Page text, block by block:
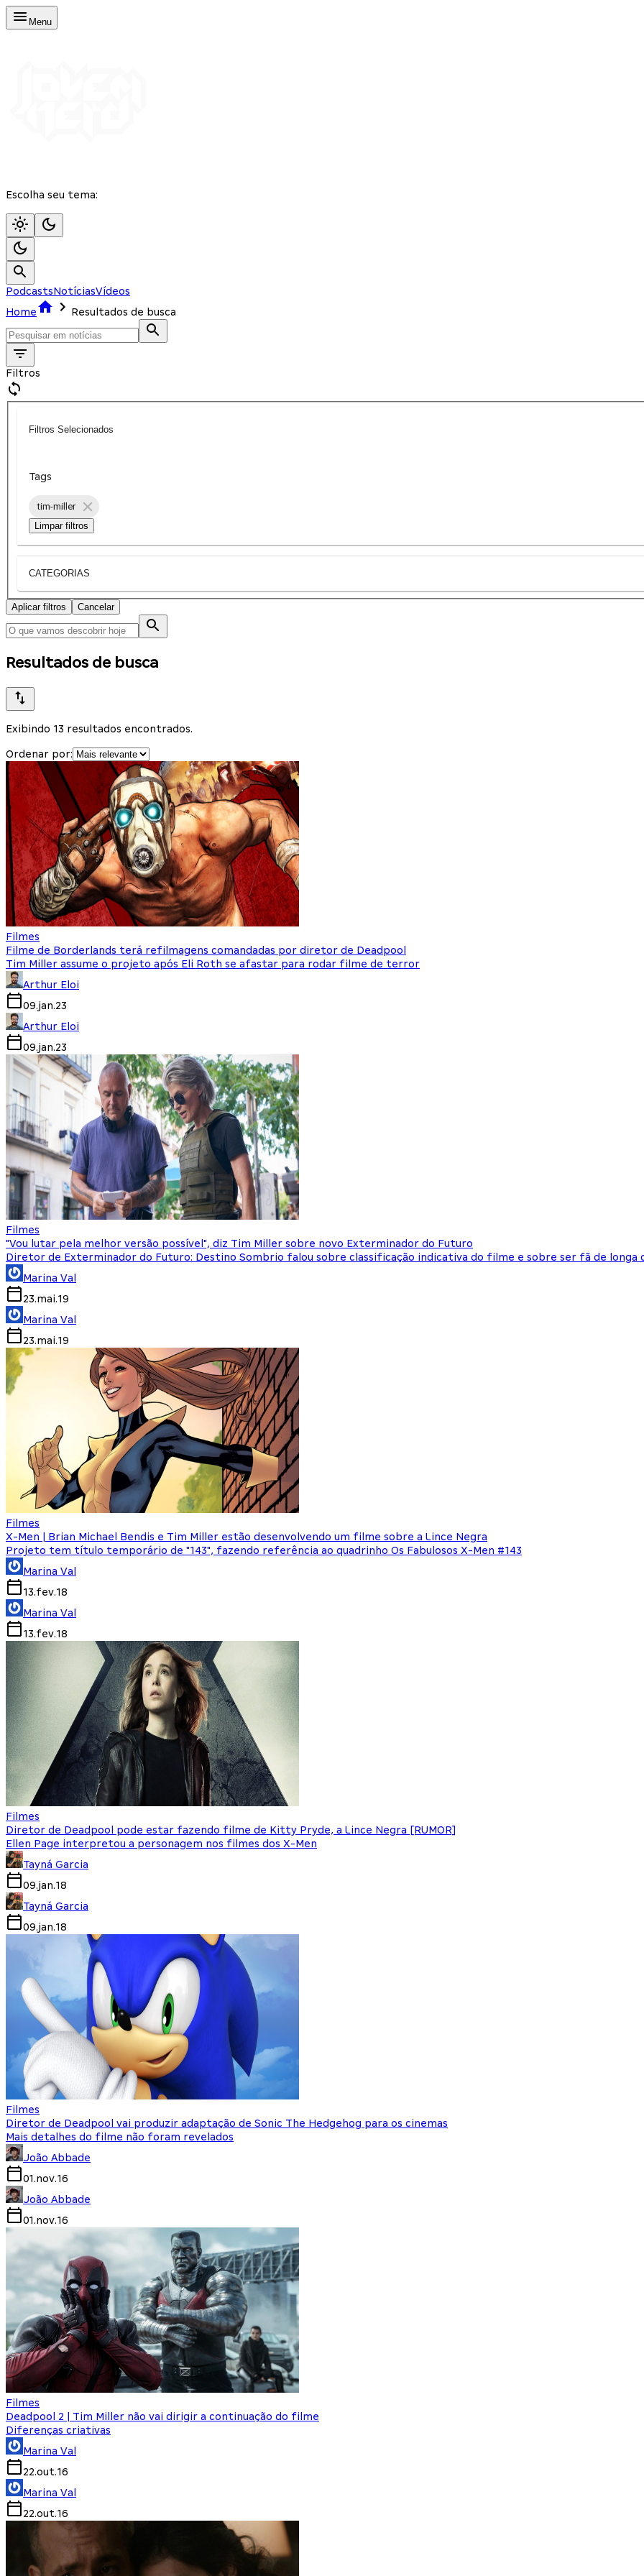
Menu
Escolha seu tema:
PodcastsNotíciasVídeos
Home
Resultados de busca
Filtros
Filtros Selecionados
Tags
tim-miller
Limpar filtros
CATEGORIAS
Aplicar filtros Cancelar
Resultados de busca
Exibindo 13 resultados encontrados.
Ordenar por:
Filmes
Filme de Borderlands terá refilmagens comandadas por diretor de Deadpool
Tim Miller assume o projeto após Eli Roth se afastar para rodar filme de terror
Arthur Eloi
09.jan.23
Arthur Eloi
09.jan.23
Filmes
"Vou lutar pela melhor versão possível", diz Tim Miller sobre novo Exterminador do Futuro
Diretor de Exterminador do Futuro: Destino Sombrio falou sobre classificação indicativa do filme e sobre ser fã de longa
Marina Val
23.mai.19
Marina Val
23.mai.19
Filmes
X-Men | Brian Michael Bendis e Tim Miller estão desenvolvendo um filme sobre a Lince Negra
Projeto tem título temporário de "143", fazendo referência ao quadrinho Os Fabulosos X-Men #143
Marina Val
13.fev.18
Marina Val
13.fev.18
Filmes
Diretor de Deadpool pode estar fazendo filme de Kitty Pryde, a Lince Negra [RUMOR]
Ellen Page interpretou a personagem nos filmes dos X-Men
Tayná Garcia
09.jan.18
Tayná Garcia
09.jan.18
Filmes
Diretor de Deadpool vai produzir adaptação de Sonic The Hedgehog para os cinemas
Mais detalhes do filme não foram revelados
João Abbade
01.nov.16
João Abbade
01.nov.16
Filmes
Deadpool 2 | Tim Miller não vai dirigir a continuação do filme
Diferenças criativas
Marina Val
22.out.16
Marina Val
22.out.16